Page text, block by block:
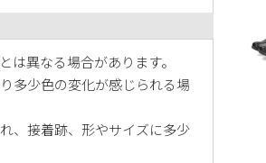
は異なる場合があります。
多少色の変化が感じられる場
、接着跡、形やサイズに多少